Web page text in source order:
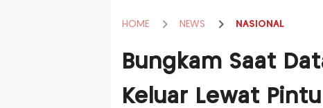
HOME NEWS NASIONAL
Bungkam Saat
Keluar Lewat